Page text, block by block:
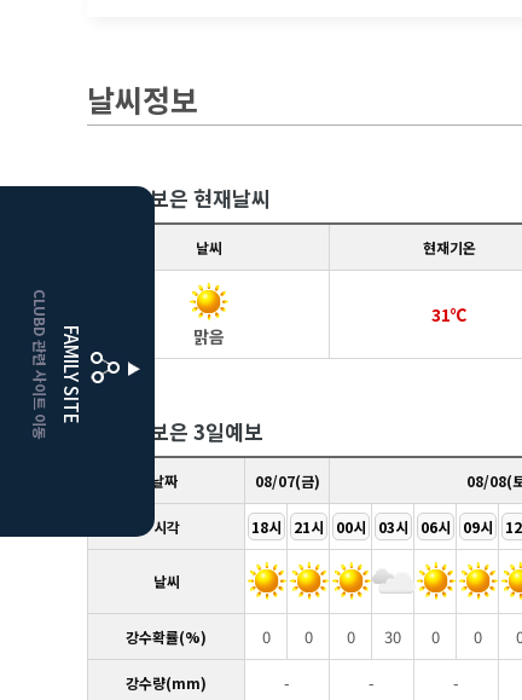
FAMILY SITE
CLUBD 관련 사이트 이동 거창
클럽디더플레이어스
날씨정보
클럽디 보은 현재날씨
날씨 현재기온
맑음
31℃
클럽디 보은 3일예보
날짜 08/07(금) 08/08(
시각 18시 21시 00시 03시 06시 09시
날씨
강수확률(%) 0 0 0 30 0 0
강수량(mm) - - -